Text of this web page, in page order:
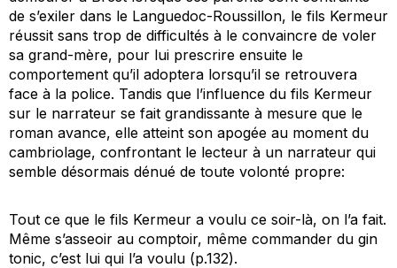
de s’exiler dans le Languedoc-Roussillon, le fils Kermeur
réussit sans trop de difficultés à le convaincre de voler
sa grand-mère, pour lui prescrire ensuite le
comportement qu’il adoptera lorsqu’il se retrouvera
face à la police. Tandis que l’influence du fils Kermeur
sur le narrateur se fait grandissante à mesure que le
roman avance, elle atteint son apogée au moment du
cambriolage, confrontant le lecteur à un narrateur qui
semble désormais dénué de toute volonté propre:
Tout ce que le fils Kermeur a voulu ce soir-là, on l’a fait.
Même s’asseoir au comptoir, même commander du gin
tonic, c’est lui qui l’a voulu (p.132).